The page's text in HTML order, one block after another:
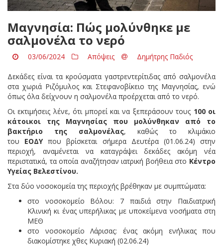
Μαγνησία: Πώς μολύνθηκε με
σαλμονέλα το νερό
03/06/2024 Απόψεις Δημήτρης Παδιός
Δεκάδες είναι τα κρούσματα γαστρεντερίτιδας από σαλμονέλα
στα χωριά Ριζόμυλος και Στεφανοβίκειο της Μαγνησίας, ενώ
όπως όλα δείχνουν η σαλμονέλα προέρχεται από το νερό.
Οι εκτιμήσεις λένε, ότι μπορεί και να ξεπεράσουν τους 100 οι
κάτοικοι της Μαγνησίας που μολύνθηκαν από το
βακτήριο της σαλμονέλας, καθώς το κλιμάκιο
του ΕΟΔΥπου βρίσκεται σήμερα Δευτέρα (01.06.24) στην
περιοχή, αναμένεται να καταγράψει δεκάδες ακόμη νέα
περιστατικά, τα οποία αναζήτησαν ιατρική βοήθεια στο Κέντρο
Υγείας Βελεστίνου.
Στα δύο νοσοκομεία της περιοχής βρέθηκαν με συμπτώματα:
στο νοσοκομείο Βόλου: 7 παιδιά στην Παιδιατρική
Κλινική κι ένας υπερήλικας με υποκείμενα νοσήματα στη
ΜΕΘ
στο νοσοκομείο Λάρισας: ένας ακόμη ενήλικας που
διακομίστηκε χθες Κυριακή (02.06.24)